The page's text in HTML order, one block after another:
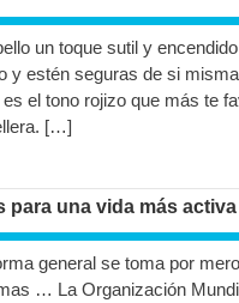
un toque sutil y
y estén seguras de si
el tono rojizo que más te
[…]
una vida más
general se toma por
… La Organización